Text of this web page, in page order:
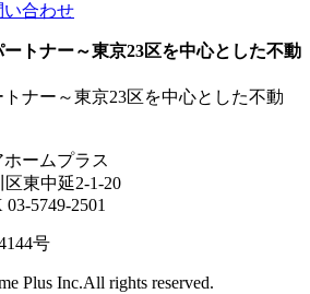
い合わせ
ナー～東京23区を中心とした不動
ームプラス
区東中延2-1-20
5749-2501
号
Plus Inc.All rights reserved.